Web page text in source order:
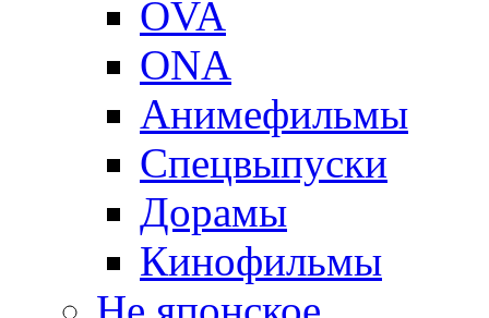
OVA
ONA
Анимефильмы
Спецвыпуски
Дорамы
Кинофильмы